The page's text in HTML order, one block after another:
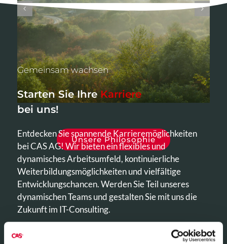
Unsere Philosophie
Gemeinsam wachsen
Starten Sie Ihre Karriere
bei uns!
Entdecken Sie spannende Karrieremöglichkeiten
bei CAS AG! Wir bieten ein flexibles und
dynamisches Arbeitsumfeld, kontinuierliche
Weiterbildungsmöglichkeiten und vielfältige
Entwicklungschancen. Werden Sie Teil unseres
dynamischen Teams und gestalten Sie mit uns die
Zukunft im IT-Consulting.